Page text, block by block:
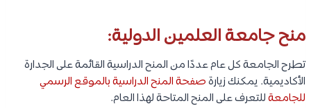
منح جامعة العلمين الدولية:
تطرح الجامعة كل عام عددًا من المنح الدراسية القائمة على الجدارة
الأكاديمية. يمكنك زيارةصفحة المنح الدراسية بالموقع الرسمي
للجامعةللتعرف على المنح المتاحة لهذا العام.